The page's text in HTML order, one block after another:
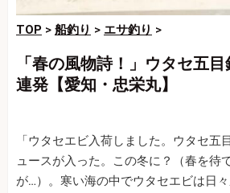
TOP > 船釣り > エサ釣り >
「春の風物詩！」ウタセ五
連発【愛知・忠栄丸】
「ウタセエビ入荷しました。ウタセ五
ュースが入った。この冬に？（春を待
が…）。寒い海の中でウタセエビは日